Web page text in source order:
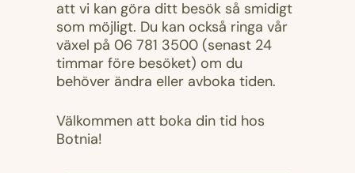
att vi kan göra ditt besök så smidigt
som möjligt. Du kan också ringa vår
växel på 06 781 3500 (senast 24
timmar före besöket) om du
behöver ändra eller avboka tiden.
Välkommen att boka din tid hos
Botnia!